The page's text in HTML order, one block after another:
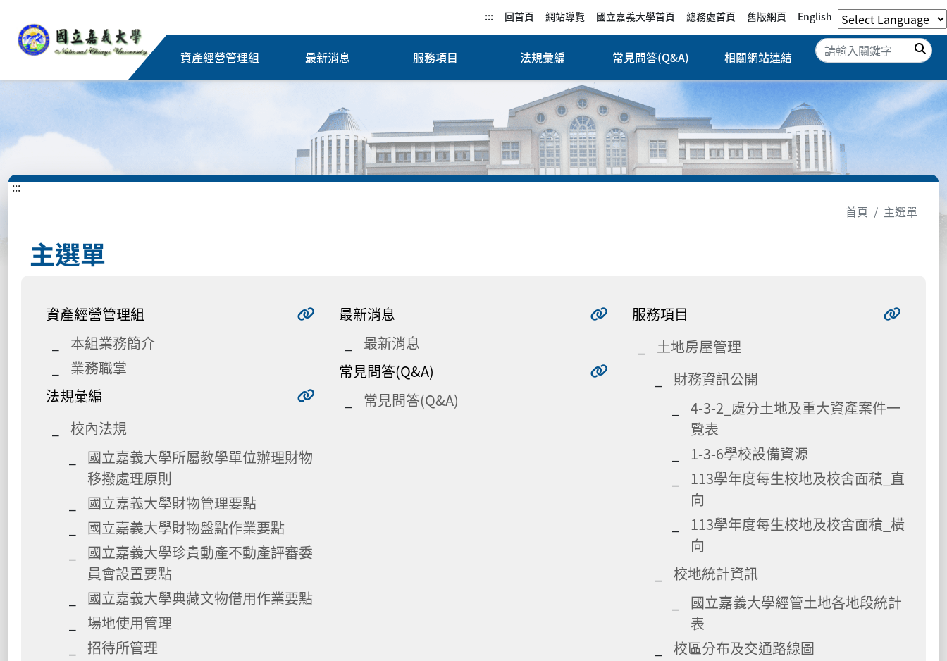
::: 回首頁 網站導覽 國立嘉義大學首頁 總務處首頁 舊版網頁 English
資產經營管理組 最新消息 服務項目 法規彙編 常見問答(Q&A) 相關網站連結
搜
:::
首頁
主選單
主選單
資產經營管理組
本組業務簡介
業務職掌
法規彙編
校內法規
國立嘉義大學所屬教學單位辦理財物
移撥處理原則
國立嘉義大學財物管理要點
國立嘉義大學財物盤點作業要點
國立嘉義大學珍貴動產不動產評審委
員會設置要點
國立嘉義大學典藏文物借用作業要點
場地使用管理
招待所管理
最新消息
最新消息
常見問答(Q&A)
常見問答(Q&A)
服務項目
土地房屋管理
財務資訊公開
4-3-2_處分土地及重大資產案件一
覽表
1-3-6學校設備資源
113學年度每生校地及校舍面積_直
向
113學年度每生校地及校舍面積_橫
向
校地統計資訊
國立嘉義大學經管土地各地段統計
表
校區分布及交通路線圖